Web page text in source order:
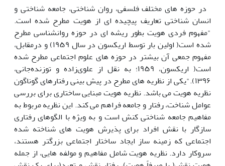
در حوزه های مختلف فلسفی، روان شناختی، جامعه شناختی و
انسان شناختی تعاریف پیچیده ای از هویت مطرح شده است.
"مفهوم فردی هویت بطور ریشه ای در حوزه روانشناسی مطرح
شده است( اولین بار توسط اریکسون در سال ۱۹۵۹) و درمقابل،
مفهوم جمعی آن بیشتر در حوزه های علوم اجتماعی مطرح شده
است( اریکسون، ۱۹۵۹؛ به نقل از علوی‌زاده و توزنده‌جانی،
۱۳۹۶)."یکی از نظریه های مطرح در پیش بینی رفتارهای گوناگون
نظریه هویت می باشد. نظریه هویت مبنایی ساختاری برای بررسی
عوامل شناخت، رفتار و جامعه فراهم می کند. این نظریه مربوط به
مفاهیم جامعه شناختی کنش است و به ویژه با الگوهای رفتاری
سازگار با نقش افراد برای پذیرش هویت های شناخته شده
اجتماعی که زمینه ساز ایجاد ساختار اجتماعی بزرگتر هستند،
سروکار دارد. نظریه هویت شامل مفاهیم و مولفه هایی، از جمله